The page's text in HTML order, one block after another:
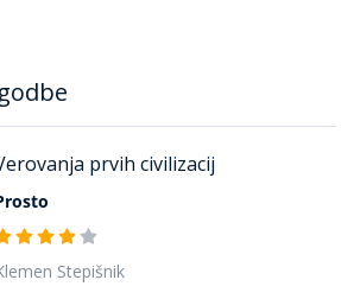
prvih civilizacij
Stepišnik